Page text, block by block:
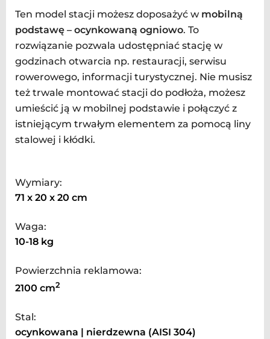
Ten model stacji możesz doposażyć w mobilną
podstawę – ocynkowaną ogniowo. To
rozwiązanie pozwala udostępniać stację w
godzinach otwarcia np. restauracji, serwisu
rowerowego, informacji turystycznej. Nie musisz
też trwale montować stacji do podłoża, możesz
umieścić ją w mobilnej podstawie i połączyć z
istniejącym trwałym elementem za pomocą liny
stalowej i kłódki.
Wymiary:
71 x 20 x 20 cm
Waga:
10-18 kg
Powierzchnia reklamowa:
2100 cm2
Stal:
ocynkowana | nierdzewna (AISI 304)